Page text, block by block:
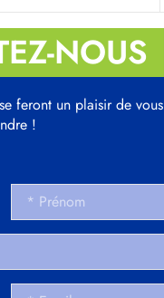
NOUS
feront un plaisir de vous
!